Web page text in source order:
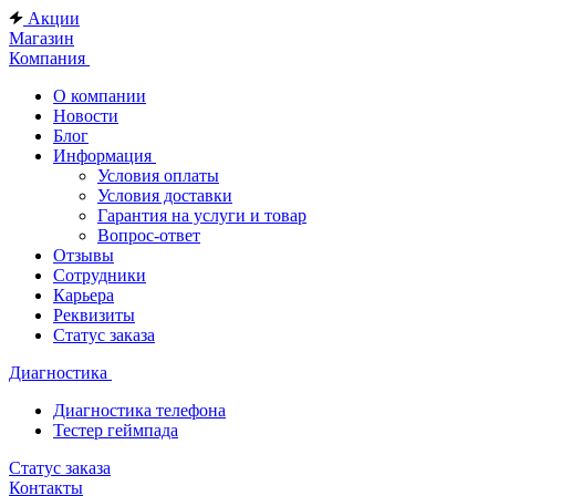
Акции
Магазин
Компания
О компании
Новости
Блог
Информация
Условия оплаты
Условия доставки
Гарантия на услуги и товар
Вопрос-ответ
Отзывы
Сотрудники
Карьера
Реквизиты
Статус заказа
Диагностика
Диагностика телефона
Тестер геймпада
Статус заказа
Контакты